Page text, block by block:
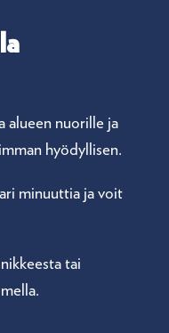
alueen nuorille ja
hyödyllisen.
minuuttia ja voit
tai